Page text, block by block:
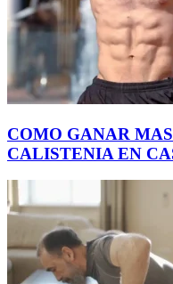
COMO GANAR
CALISTENIA EN